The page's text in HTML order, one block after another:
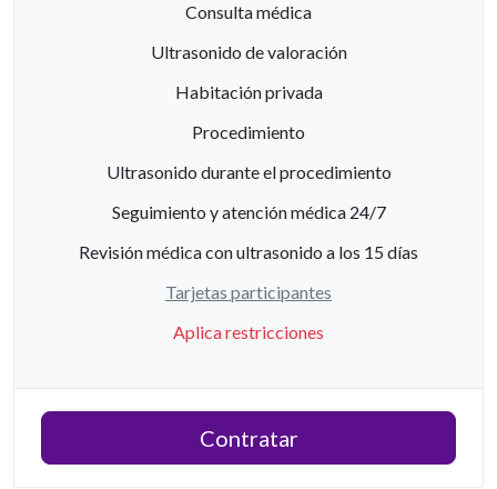
Consulta médica
Ultrasonido de valoración
Habitación privada
Procedimiento
Ultrasonido durante el procedimiento
Seguimiento y atención médica 24/7
Revisión médica con ultrasonido a los 15 días
Tarjetas participantes
Aplica restricciones
Contratar